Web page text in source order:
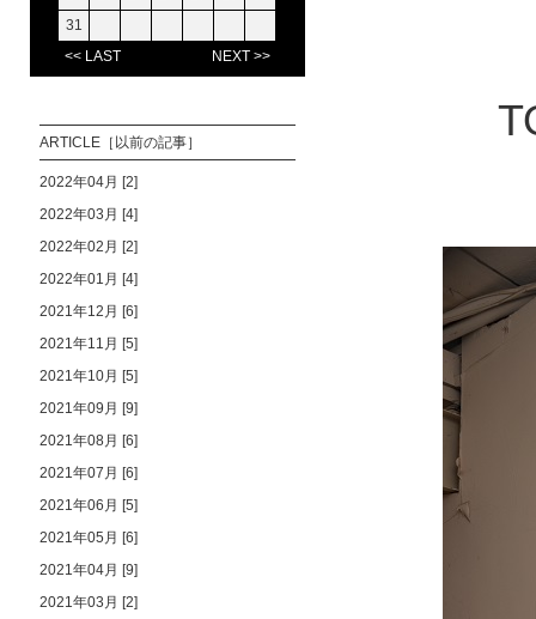
31
<< LAST
NEXT >>
ARTICLE［以前の記事］
2022年04月 [2]
2022年03月 [4]
2022年02月 [2]
2022年01月 [4]
2021年12月 [6]
2021年11月 [5]
2021年10月 [5]
2021年09月 [9]
2021年08月 [6]
2021年07月 [6]
2021年06月 [5]
2021年05月 [6]
2021年04月 [9]
2021年03月 [2]